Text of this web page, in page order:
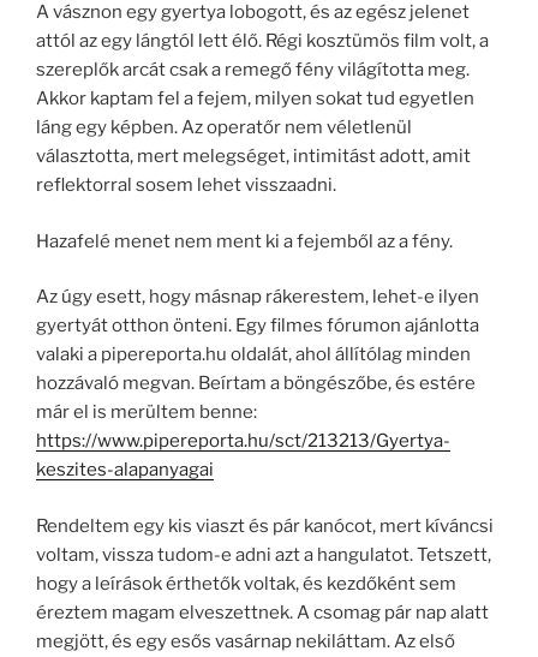
A vásznon egy gyertya lobogott, és az egész jelenet
attól az egy lángtól lett élő. Régi kosztümös film volt, a
szereplők arcát csak a remegő fény világította meg.
Akkor kaptam fel a fejem, milyen sokat tud egyetlen
láng egy képben. Az operatőr nem véletlenül
választotta, mert melegséget, intimitást adott, amit
reflektorral sosem lehet visszaadni.
Hazafelé menet nem ment ki a fejemből az a fény.
Az úgy esett, hogy másnap rákerestem, lehet-e ilyen
gyertyát otthon önteni. Egy filmes fórumon ajánlotta
valaki a pipereporta.hu oldalát, ahol állítólag minden
hozzávaló megvan. Beírtam a böngészőbe, és estére
már el is merültem benne:
https://www.pipereporta.hu/sct/213213/Gyertya-
keszites-alapanyagai
Rendeltem egy kis viaszt és pár kanócot, mert kíváncsi
voltam, vissza tudom-e adni azt a hangulatot. Tetszett,
hogy a leírások érthetők voltak, és kezdőként sem
éreztem magam elveszettnek. A csomag pár nap alatt
megjött, és egy esős vasárnap nekiláttam. Az első